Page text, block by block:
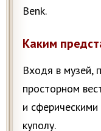
Benk.
Каким
Входя в музей,
просторном
и
куполу.